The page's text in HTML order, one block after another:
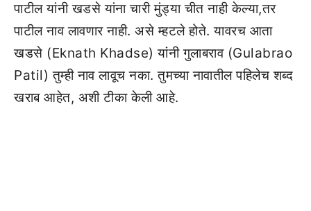
पाटील यांनी खडसे यांना चारी मुंड्या चीत नाही केल्या,तर
पाटील नाव लावणार नाही. असे म्हटले होते. यावरच आता
खडसे (Eknath Khadse) यांनी गुलाबराव (Gulabrao
Patil) तुम्ही नाव लावूच नका. तुमच्या नावातील पहिलेच शब्द
खराब आहेत, अशी टीका केली आहे.